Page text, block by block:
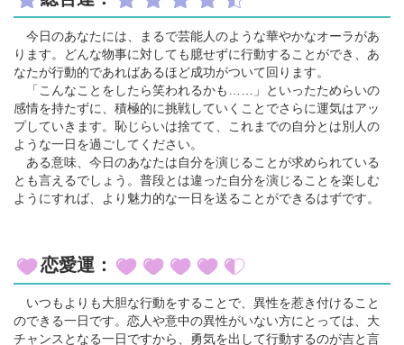
今日のあなたには、まるで芸能人のような華やかなオーラがあ
ります。どんな物事に対しても臆せずに行動することができ、あ
なたが行動的であればあるほど成功がついて回ります。
「こんなことをしたら笑われるかも……」といったためらいの
感情を持たずに、積極的に挑戦していくことでさらに運気はアッ
プしていきます。恥じらいは捨てて、これまでの自分とは別人の
ような一日を過ごしてください。
ある意味、今日のあなたは自分を演じることが求められている
とも言えるでしょう。普段とは違った自分を演じることを楽しむ
ようにすれば、より魅力的な一日を送ることができるはずです。
恋愛運：
いつもよりも大胆な行動をすることで、異性を惹き付けること
のできる一日です。恋人や意中の異性がいない方にとっては、大
チャンスとなる一日ですから、勇気を出して行動するのが吉と言